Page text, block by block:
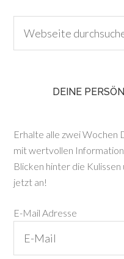
DEINE
Erhalte alle zwei Wochen
mit wertvollen
Blicken hinter die
jetzt an!
E-Mail Adresse